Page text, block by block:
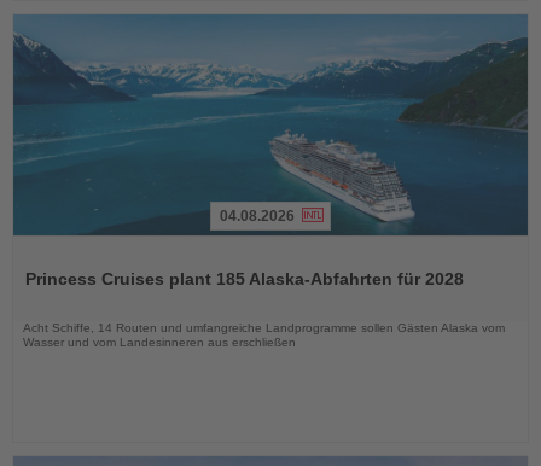
die
04.08.2026
Princess Cruises plant 185 Alaska-Abfahrten für 2028
Acht Schiffe, 14 Routen und umfangreiche Landprogramme sollen Gästen Alaska vom
Wasser und vom Landesinneren aus erschließen